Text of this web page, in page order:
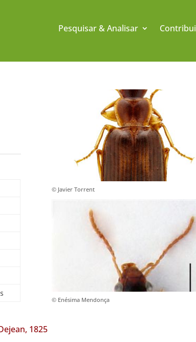
Pesquisar & Analisar
© Javier Torrent
© Enésima Mendonça
1825